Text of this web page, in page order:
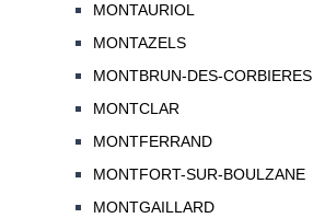
MONTAURIOL
MONTAZELS
MONTBRUN-DES-CORBIERES
MONTCLAR
MONTFERRAND
MONTFORT-SUR-BOULZANE
MONTGAILLARD